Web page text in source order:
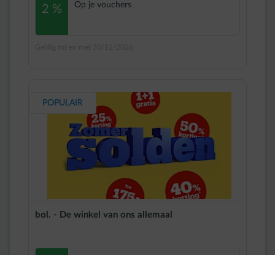
2 % Op je vouchers
POPULAIR
bol. - De winkel van ons allemaal